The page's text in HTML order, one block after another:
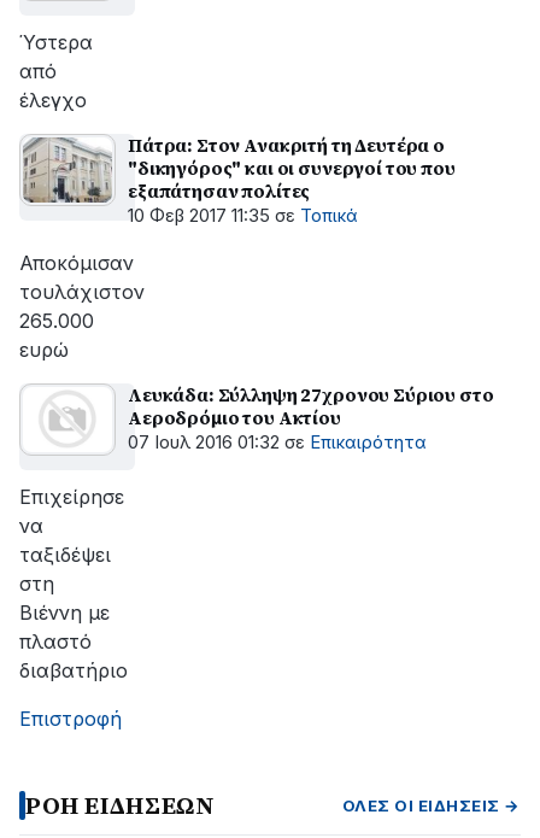
Ύστερα
από
έλεγχο
Πάτρα: Στον Ανακριτή τη Δευτέρα ο
"δικηγόρος" και οι συνεργοί του που
εξαπάτησαν πολίτες
10 Φεβ 2017 11:35 σε Τοπικά
Αποκόμισαν
τουλάχιστον
265.000
ευρώ
Λευκάδα: Σύλληψη 27χρονου Σύριου στο
Αεροδρόμιο του Ακτίου
07 Ιουλ 2016 01:32 σε Επικαιρότητα
Επιχείρησε
να
ταξιδέψει
στη
Βιέννη με
πλαστό
διαβατήριο
Επιστροφή
ΡΟΗ ΕΙΔΗΣΕΩΝ ΌΛΕΣ ΟΙ ΕΙΔΉΣΕΙΣ →